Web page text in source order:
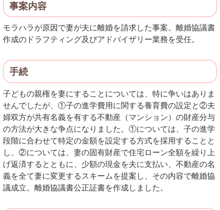
事案内容
モラハラが原因で妻が夫に離婚を請求した事案。離婚協議書
作成のドラフティング及びアドバイザリー業務を受任。
手続
子どもの親権を妻にすることについては、特に争いはありま
せんでしたが、①子の進学費用に関する養育費の設定と②夫
婦双方が共有名義を有する不動産（マンション）の財産分与
の方法が大きな争点になりました。①については、子の進学
段階に合わせて特定の金額を設定する方式を採用することと
し、②については、妻の固有財産で住宅ローン全額を繰り上
げ返済するとともに、少額の現金を夫に支払い、不動産の名
義を全て妻に変更するスキームを提案し、その内容で離婚協
議成立。離婚協議書公正証書を作成しました。